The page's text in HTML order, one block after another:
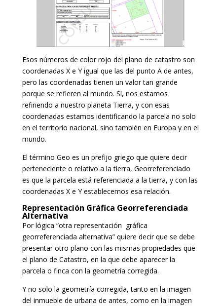
Esos números de color rojo del plano de catastro son
coordenadas X e Y igual que las del punto A de antes,
pero las coordenadas tienen un valor tan grande
porque se refieren al mundo. Sí, nos estamos
refiriendo a nuestro planeta Tierra, y con esas
coordenadas estamos identificando la parcela no solo
en el territorio nacional, sino también en Europa y en el
mundo.
El término Geo es un prefijo griego que quiere decir
perteneciente o relativo a la tierra, Georreferenciado
es que la parcela está referenciada a la tierra, y con las
coordenadas X e Y establecemos esa relación.
Representación Gráfica Georreferenciada
Alternativa
Por lógica “otra representación gráfica
georreferenciada alternativa” quiere decir que se debe
presentar otro plano con las mismas propiedades que
el plano de Catastro, en la que debe aparecer la
parcela o finca con la geometría corregida.
Y no solo la geometría corregida, tanto en la imagen
del inmueble de urbana de antes, como en la imagen